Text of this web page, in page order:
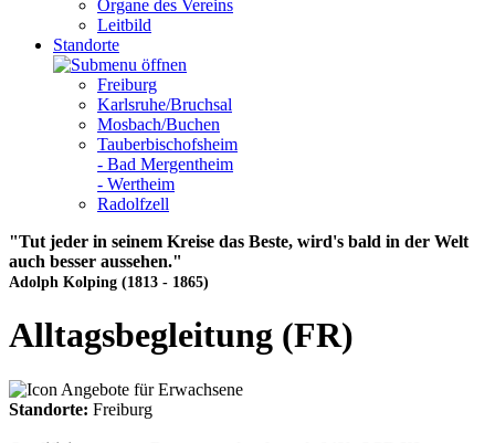
Organe des Vereins
Leitbild
Standorte
Freiburg
Karlsruhe/Bruchsal
Mosbach/Buchen
Tauberbischofsheim
- Bad Mergentheim
- Wertheim
Radolfzell
"Tut jeder in seinem Kreise das Beste, wird's bald in der Welt
auch besser aussehen."
Adolph Kolping (1813 - 1865)
Alltagsbegleitung (FR)
Standorte: Freiburg